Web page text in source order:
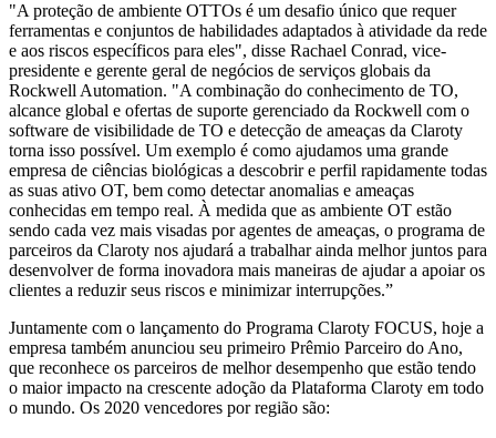
"A proteção de ambiente OTTOs é um desafio único que requer
ferramentas e conjuntos de habilidades adaptados à atividade da rede
e aos riscos específicos para eles", disse Rachael Conrad, vice-
presidente e gerente geral de negócios de serviços globais da
Rockwell Automation. "A combinação do conhecimento de TO,
alcance global e ofertas de suporte gerenciado da Rockwell com o
software de visibilidade de TO e detecção de ameaças da Claroty
torna isso possível. Um exemplo é como ajudamos uma grande
empresa de ciências biológicas a descobrir e perfil rapidamente todas
as suas ativo OT, bem como detectar anomalias e ameaças
conhecidas em tempo real. À medida que as ambiente OT estão
sendo cada vez mais visadas por agentes de ameaças, o programa de
parceiros da Claroty nos ajudará a trabalhar ainda melhor juntos para
desenvolver de forma inovadora mais maneiras de ajudar a apoiar os
clientes a reduzir seus riscos e minimizar interrupções.”
Juntamente com o lançamento do Programa Claroty FOCUS, hoje a
empresa também anunciou seu primeiro Prêmio Parceiro do Ano,
que reconhece os parceiros de melhor desempenho que estão tendo
o maior impacto na crescente adoção da Plataforma Claroty em todo
o mundo. Os 2020 vencedores por região são: